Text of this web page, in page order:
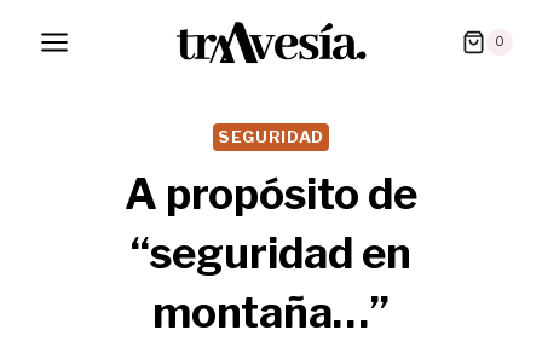
0
SEGURIDAD
A propósito de
“seguridad en
montaña…”